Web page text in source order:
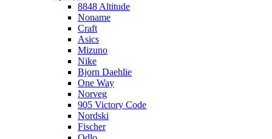
8848 Altitude
Noname
Craft
Asics
Mizuno
Nike
Bjorn Daehlie
One Way
Norveg
905 Victory Code
Nordski
Fischer